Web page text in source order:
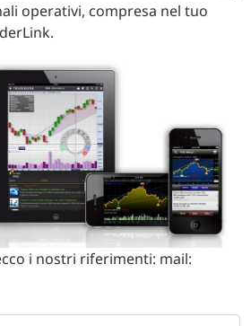
operativi, compresa nel tuo
i nostri riferimenti: mail: